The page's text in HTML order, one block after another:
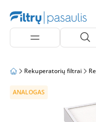
Rekuperatorių filtrai
ANALOGAS